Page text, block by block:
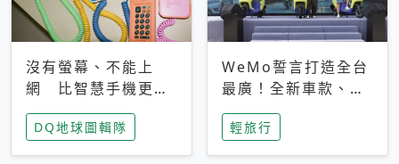
沒有螢幕、不能上
網 比智慧手機更讓
家長安心，美國孩童
瘋迷復古「有線電
話」
DQ地球圖輯隊
WeMo誓言打造全台
最廣！全新車款、獨
特香氛，共享科技迎
來新世代
輕旅行